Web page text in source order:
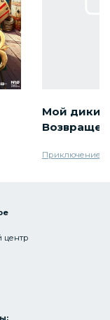
Мой дикий
Приключение
центр